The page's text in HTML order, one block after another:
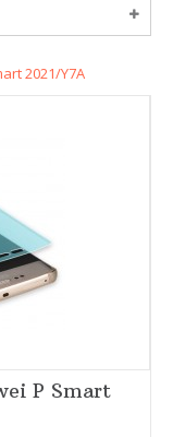
2021/Y7A
P Smart